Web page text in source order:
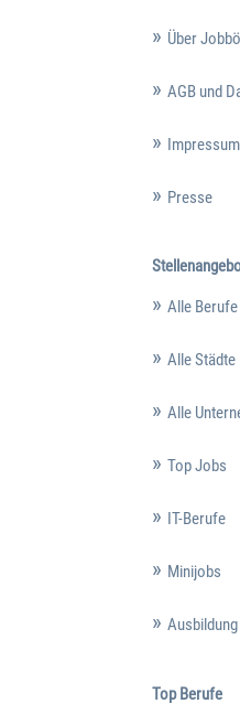
Über
AGB und
Impressum
Presse
Alle Berufe
Alle Städte
Alle
Top Jobs
IT-Berufe
Minijobs
Ausbildung
Top Berufe